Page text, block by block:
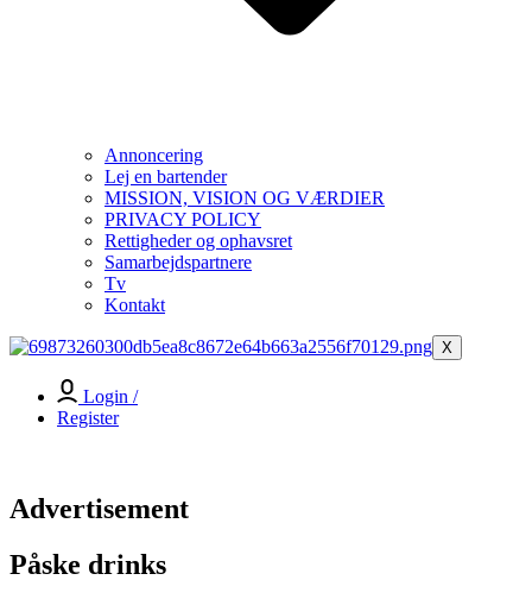
Annoncering
Lej en bartender
MISSION, VISION OG VÆRDIER
PRIVACY POLICY
Rettigheder og ophavsret
Samarbejdspartnere
Tv
Kontakt
X
Login /
Register
Advertisement
Påske drinks